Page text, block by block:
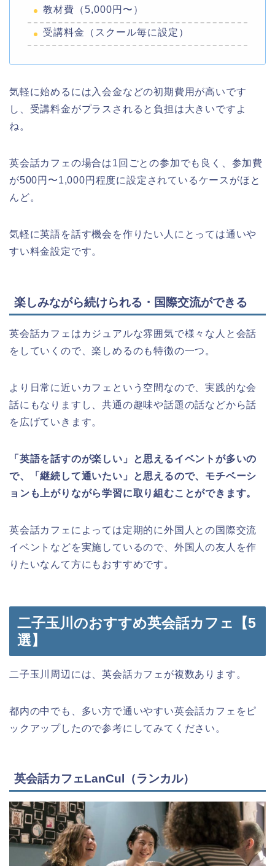
教材費（5,000円〜）
受講料金（スクール毎に設定）
気軽に始めるには入会金などの初期費用が高いです
し、受講料金がプラスされると負担は大きいですよ
ね。
英会話カフェの場合は1回ごとの参加でも良く、参加費
が500円〜1,000円程度に設定されているケースがほと
んど。
気軽に英語を話す機会を作りたい人にとっては通いや
すい料金設定です。
楽しみながら続けられる・国際交流ができる
英会話カフェはカジュアルな雰囲気で様々な人と会話
をしていくので、楽しめるのも特徴の一つ。
より日常に近いカフェという空間なので、実践的な会
話にもなりますし、共通の趣味や話題の話などから話
を広げていきます。
「英語を話すのが楽しい」と思えるイベントが多いの
で、「継続して通いたい」と思えるので、モチベーシ
ョンも上がりながら学習に取り組むことができます。
英会話カフェによっては定期的に外国人との国際交流
イベントなどを実施しているので、外国人の友人を作
りたいなんて方にもおすすめです。
二子玉川のおすすめ英会話カフェ【5
選】
二子玉川周辺には、英会話カフェが複数あります。
都内の中でも、多い方で通いやすい英会話カフェをピ
ックアップしたので参考にしてみてください。
英会話カフェLanCul（ランカル）